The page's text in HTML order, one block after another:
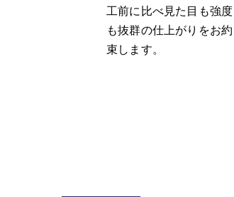
工前に比べ見た目も強度
も抜群の仕上がりをお約
束します。